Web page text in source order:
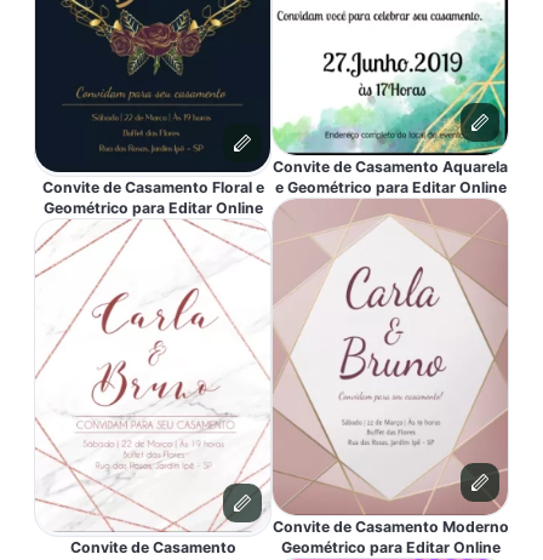
Convite de Casamento Floral e
Geométrico para Editar Online
Convite de Casamento
Convite de Casamento Aquarela
e Geométrico para Editar Online
Convite de Casamento Moderno
Geométrico para Editar Online